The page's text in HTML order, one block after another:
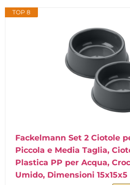
TOP 8
Fackelmann Set 2 Ciotole
Piccola e Media Taglia,
Plastica PP per Acqua,
Umido, Dimensioni